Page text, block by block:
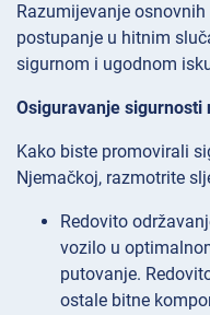
Razumijevanje
postupanje u hitnim
sigurnom i ugodnom
Osiguravanje sigurnosti
Kako biste promovirali
Njemačkoj, razmotrite
Redovito
vozilo u
putovanje.
ostale bitne